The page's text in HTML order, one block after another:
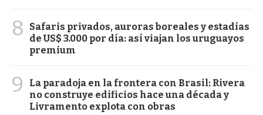
8
Safaris privados, auroras boreales y estadías
de US$ 3.000 por día: así viajan los uruguayos
premium
9
La paradoja en la frontera con Brasil: Rivera
no construye edificios hace una década y
Livramento explota con obras